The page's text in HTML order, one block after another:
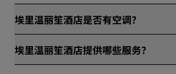
埃里温丽笙酒店是否有空调？
埃里温丽笙酒店提供哪些服务？